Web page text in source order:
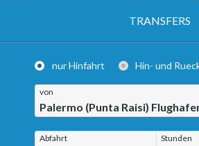
TRANSFERS
nur Hinfahrt Hin- und
von
Palermo (Punta Raisi)
Abfahrt Stunden